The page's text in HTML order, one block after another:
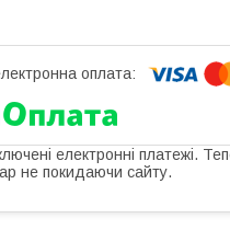
електронні платежі.
не покидаючи сайту.